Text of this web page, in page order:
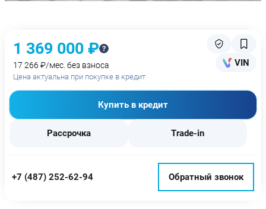
1 369 000 ₽
17 266 ₽/мес. без взноса
Цена актуальна при покупке в кредит
VIN
Купить в кредит
Рассрочка Trade-in
+7 (487) 252-62-94 Обратный звонок